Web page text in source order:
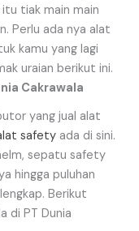
tiak main main
Perlu ada nya alat
kamu yang lagi
uraian berikut ini.
Cakrawala
yang jual alat
safety ada di sini.
sepatu safety
hingga puluhan
Berikut
di PT Dunia